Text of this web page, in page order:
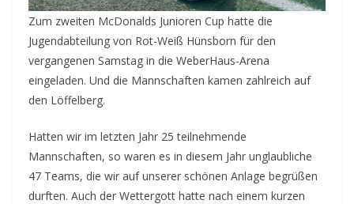
Zum zweiten McDonalds Junioren Cup hatte die
Jugendabteilung von Rot-Weiß Hünsborn für den
vergangenen Samstag in die WeberHaus-Arena
eingeladen. Und die Mannschaften kamen zahlreich auf
den Löffelberg.
Hatten wir im letzten Jahr 25 teilnehmende
Mannschaften, so waren es in diesem Jahr unglaubliche
47 Teams, die wir auf unserer schönen Anlage begrüßen
durften. Auch der Wettergott hatte nach einem kurzen